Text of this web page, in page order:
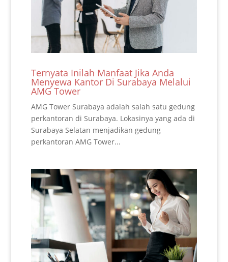
Ternyata Inilah Manfaat Jika Anda
Menyewa Kantor Di Surabaya Melalui
AMG Tower
AMG Tower Surabaya adalah salah satu gedung
perkantoran di Surabaya. Lokasinya yang ada di
Surabaya Selatan menjadikan gedung
perkantoran AMG Tower...